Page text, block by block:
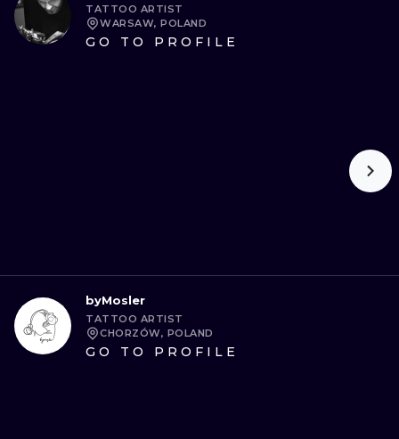
TATTOO ARTIST
WARSAW, POLAND
GO TO PROFILE
byMosler
TATTOO ARTIST
CHORZÓW, POLAND
GO TO PROFILE